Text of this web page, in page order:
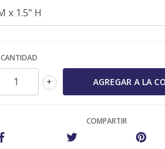
CANTIDAD
+
COMPARTIR